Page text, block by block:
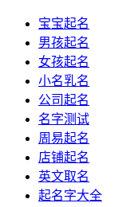
宝宝起名
男孩起名
女孩起名
小名乳名
公司起名
名字测试
周易起名
店铺起名
英文取名
起名字大全